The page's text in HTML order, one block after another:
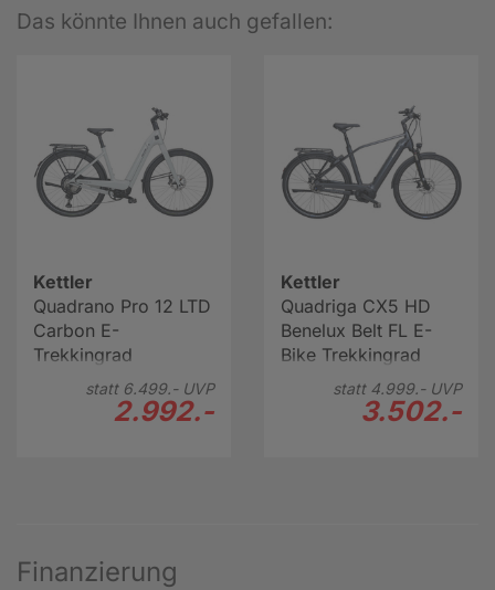
Das könnte Ihnen auch gefallen:
Kettler
Quadrano Pro 12 LTD
Carbon E-
Trekkingrad
Tiefeinsteiger 28"
statt 6.499.-UVP
2.992.-
Kettler
Quadriga CX5 HD
Benelux Belt FL E-
Bike Trekkingrad
Herren 28" grau
statt 4.999.-UVP
3.502.-
Finanzierung